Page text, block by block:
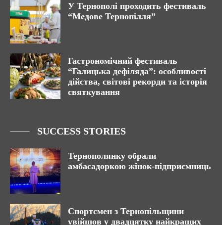
У Тернополі проходить фестиваль
“Медове Тернопілля”
Гастрономічний фестиваль
“Галицька дефіляда”: особливості
дійства, світові рекорди та історія
святкування
SUCCESS STORIES
Тернополянку обрали
амбасадоркою жінок-підприємниць
Спортсмен з Тернопільщини
увійшов у двадцятку найкращих